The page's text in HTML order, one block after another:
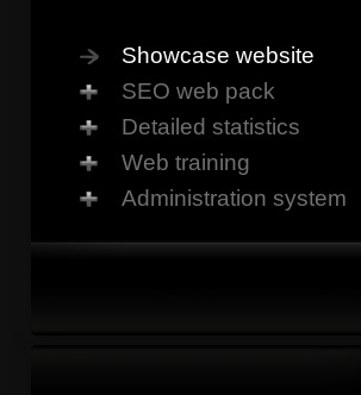
Showcase website
SEO web pack
Detailed statistics
Web training
Administration system